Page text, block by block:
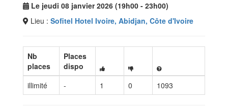
Le jeudi 08 janvier 2026 (19h00 - 23h00)
Lieu : Sofitel Hotel Ivoire, Abidjan, Côte d'Ivoire
Nb
places
Places
dispo
illimité
- 1 0 1093